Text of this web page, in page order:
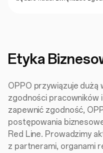
Etyka
OPPO przywiązuje
zgodności pracowników
zapewnić zgodność,
postępowania
Red Line. Prowadzimy
z partnerami, organami